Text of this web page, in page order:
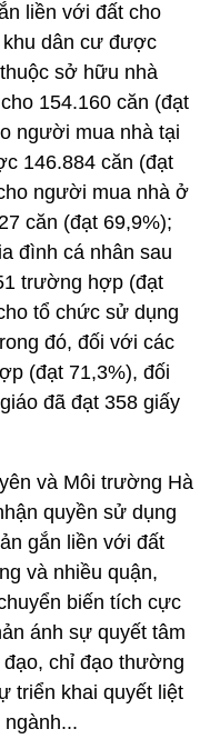
liền với đất cho
khu dân cư được
sở hữu nhà
154.160 căn (đạt
người mua nhà tại
146.884 căn (đạt
người mua nhà ở
căn (đạt 69,9%);
đình cá nhân sau
trường hợp (đạt
tổ chức sử dụng
đó, đối với các
(đạt 71,3%), đối
đã đạt 358 giấy
và Môi trường Hà
quyền sử dụng
gắn liền với đất
và nhiều quận,
biến tích cực
ánh sự quyết tâm
chỉ đạo thường
triển khai quyết liệt